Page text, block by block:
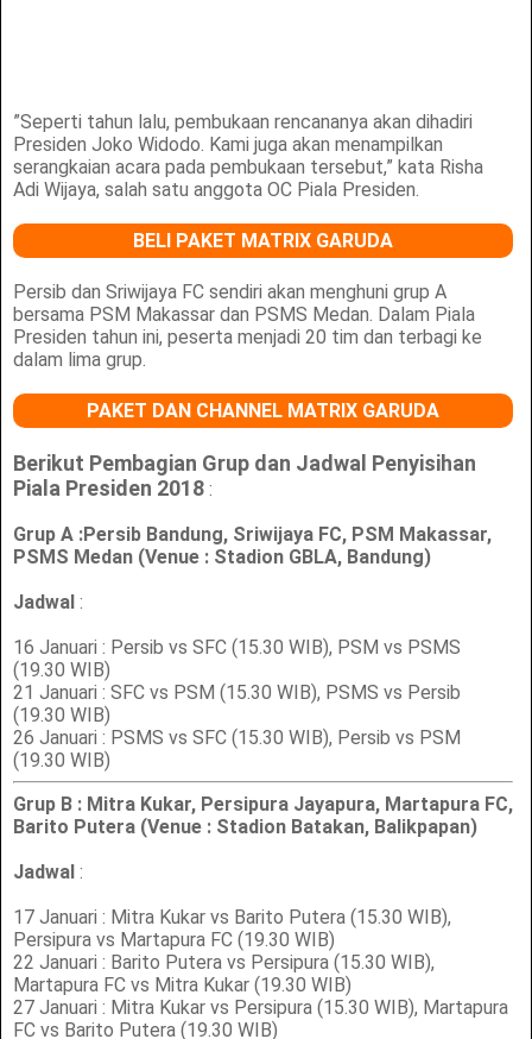
”Seperti tahun lalu, pembukaan rencananya akan dihadiri
Presiden Joko Widodo. Kami juga akan menampilkan
serangkaian acara pada pembukaan tersebut,” kata Risha
Adi Wijaya, salah satu anggota OC Piala Presiden.
BELI PAKET MATRIX GARUDA
Persib dan Sriwijaya FC sendiri akan menghuni grup A
bersama PSM Makassar dan PSMS Medan. Dalam Piala
Presiden tahun ini, peserta menjadi 20 tim dan terbagi ke
dalam lima grup.
PAKET DAN CHANNEL MATRIX GARUDA
Berikut Pembagian Grup dan Jadwal Penyisihan
Piala Presiden 2018 :
Grup A :Persib Bandung, Sriwijaya FC, PSM Makassar,
PSMS Medan (Venue : Stadion GBLA, Bandung)
Jadwal:
16 Januari : Persib vs SFC (15.30 WIB), PSM vs PSMS
(19.30 WIB)
21 Januari : SFC vs PSM (15.30 WIB), PSMS vs Persib
(19.30 WIB)
26 Januari : PSMS vs SFC (15.30 WIB), Persib vs PSM
(19.30 WIB)
Grup B : Mitra Kukar, Persipura Jayapura, Martapura FC,
Barito Putera (Venue : Stadion Batakan, Balikpapan)
Jadwal:
17 Januari : Mitra Kukar vs Barito Putera (15.30 WIB),
Persipura vs Martapura FC (19.30 WIB)
22 Januari : Barito Putera vs Persipura (15.30 WIB),
Martapura FC vs Mitra Kukar (19.30 WIB)
27 Januari : Mitra Kukar vs Persipura (15.30 WIB), Martapura
FC vs Barito Putera (19.30 WIB)